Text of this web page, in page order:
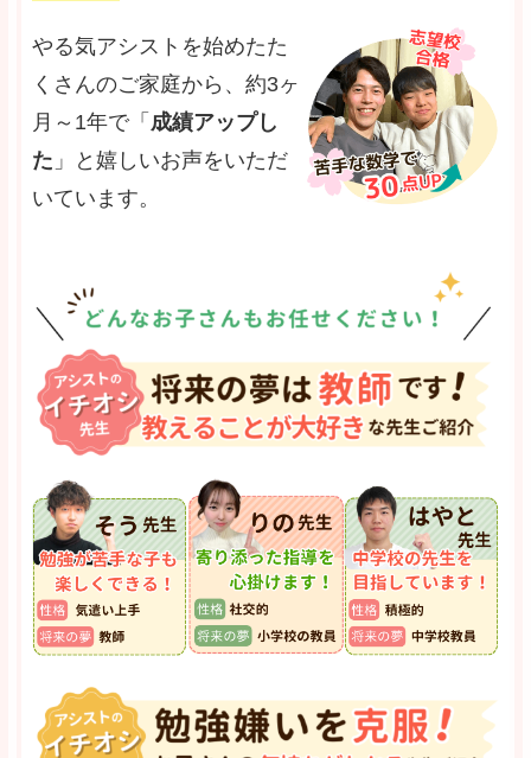
やる気アシストを始めたた
くさんのご家庭から、約3ヶ
月～1年で「 成績アップし
た 」と嬉しいお声をいただ
いています。